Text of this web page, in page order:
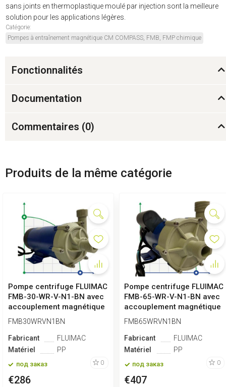
sans joints en thermoplastique moulé par injection sont la meilleure
solution pour les applications légères.
Catégorie:
Pompes à entraînement magnétique CM COMPASS, FMB, FMP chimique
Fonctionnalités
Documentation
Commentaires (0)
Produits de la même catégorie
Pompe centrifuge FLUIMAC
FMB-30-WR-V-N1-BN avec
accouplement magnétique
(Arga...
FMB30WRVN1BN
Fabricant
FLUIMAC
Matériel
PP
под заказ 0
€286
Pompe centrifuge FLUIMAC
FMB-65-WR-V-N1-BN avec
accouplement magnétique
(Arga...
FMB65WRVN1BN
Fabricant
FLUIMAC
Matériel
PP
под заказ 0
€407